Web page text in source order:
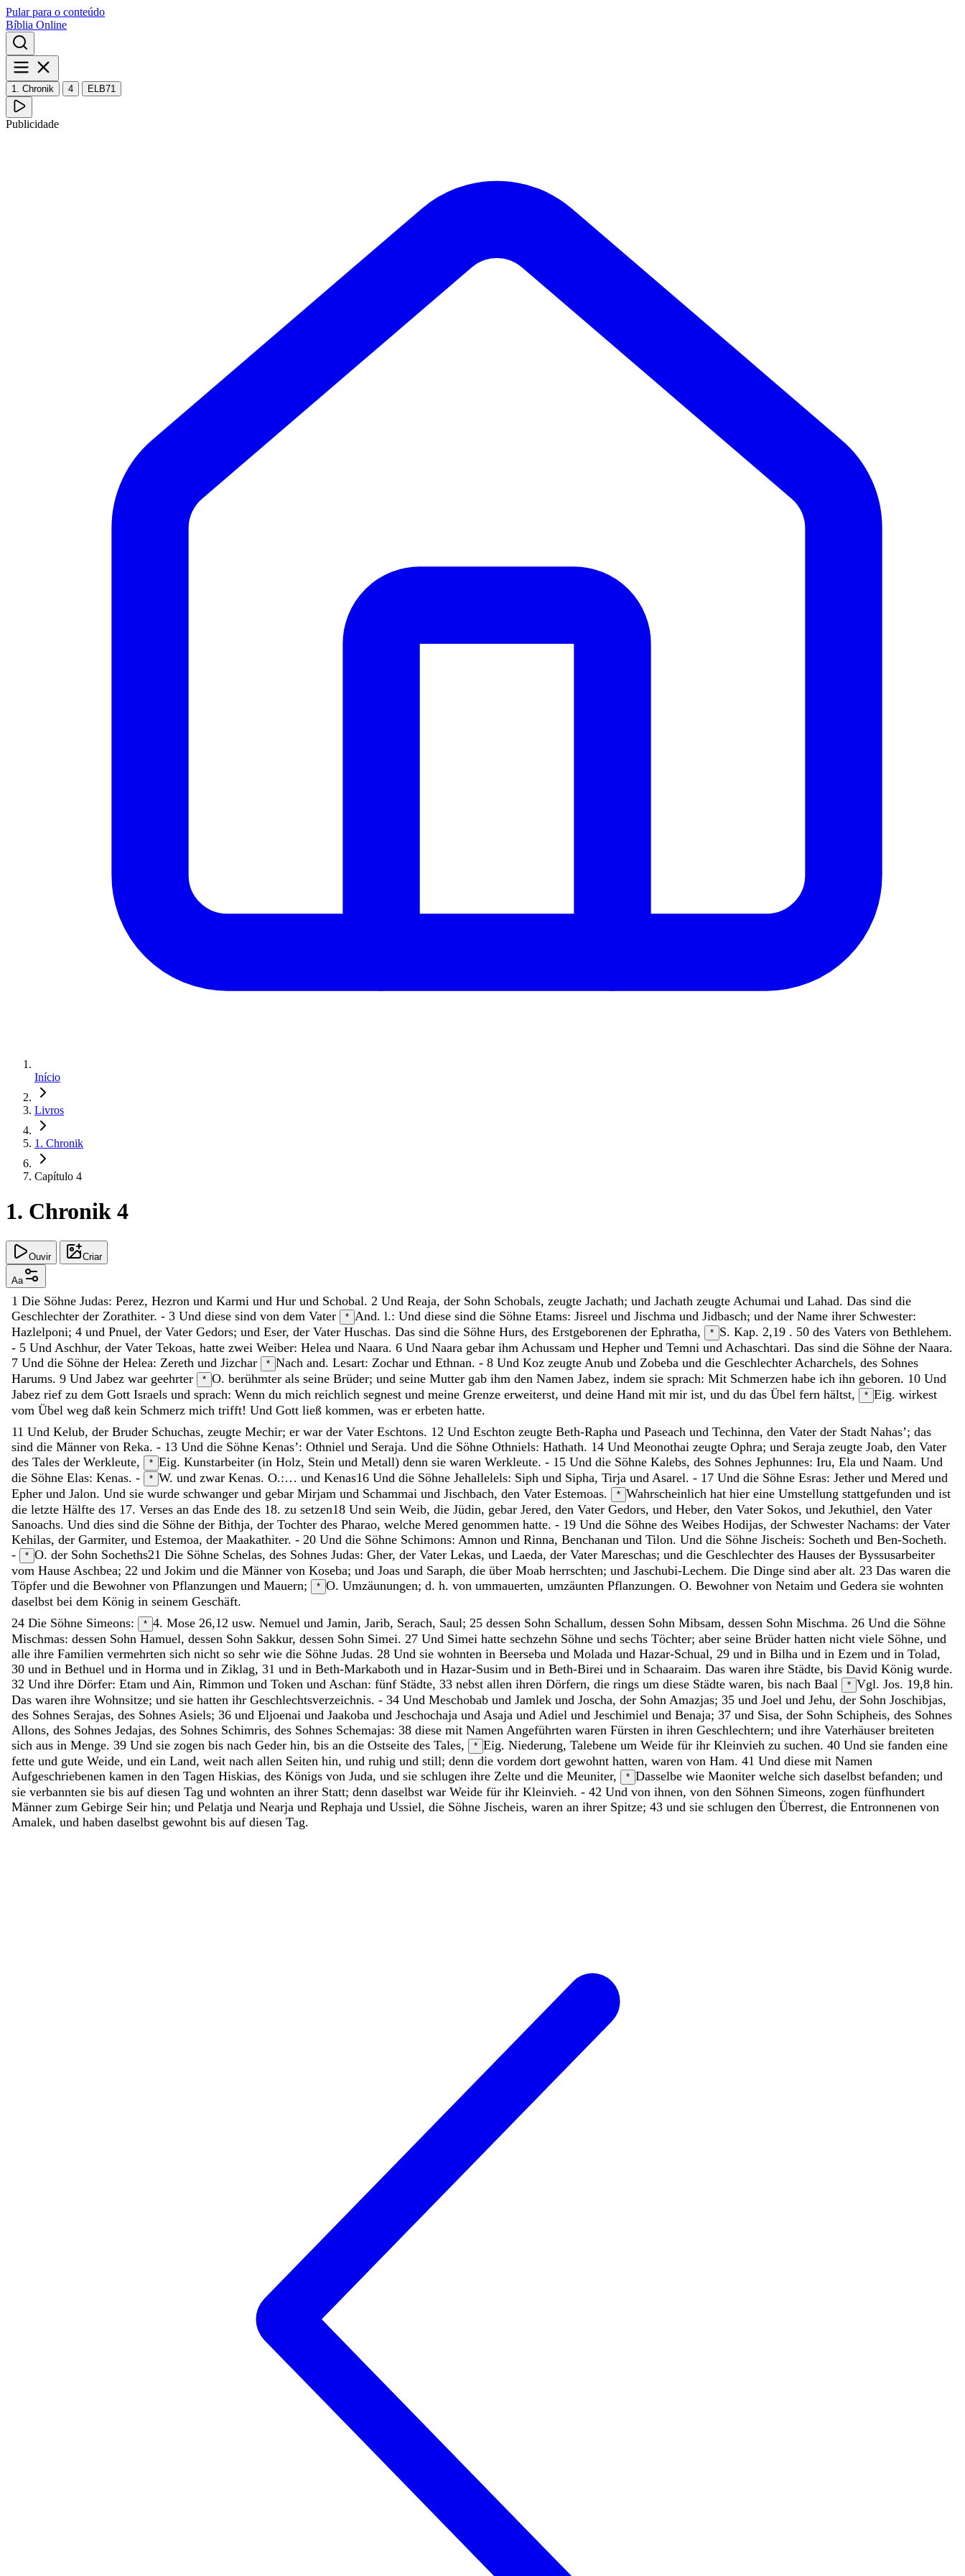
Pular para o conteúdo
Bíblia Online
1. Chronik 4 ELB71
Publicidade
Início
Livros
1. Chronik
Capítulo 4
1. Chronik 4
Ouvir Criar
Aa
1 Die Söhne Judas: Perez, Hezron und Karmi und Hur und Schobal. 2 Und Reaja, der Sohn Schobals, zeugte Jachath; und Jachath zeugte Achumai und Lahad. Das sind die
Geschlechter der Zorathiter. - 3 Und diese sind von dem Vater * And. l.: Und diese sind die Söhne Etams: Jisreel und Jischma und Jidbasch; und der Name ihrer Schwester:
Hazlelponi; 4 und Pnuel, der Vater Gedors; und Eser, der Vater Huschas. Das sind die Söhne Hurs, des Erstgeborenen der Ephratha, * S. Kap. 2,19 . 50 des Vaters von Bethlehem.
- 5 Und Aschhur, der Vater Tekoas, hatte zwei Weiber: Helea und Naara. 6 Und Naara gebar ihm Achussam und Hepher und Temni und Achaschtari. Das sind die Söhne der Naara.
7 Und die Söhne der Helea: Zereth und Jizchar * Nach and. Lesart: Zochar und Ethnan. - 8 Und Koz zeugte Anub und Zobeba und die Geschlechter Acharchels, des Sohnes
Harums. 9 Und Jabez war geehrter * O. berühmter als seine Brüder; und seine Mutter gab ihm den Namen Jabez, indem sie sprach: Mit Schmerzen habe ich ihn geboren. 10 Und
Jabez rief zu dem Gott Israels und sprach: Wenn du mich reichlich segnest und meine Grenze erweiterst, und deine Hand mit mir ist, und du das Übel fern hältst, * Eig. wirkest
vom Übel weg daß kein Schmerz mich trifft! Und Gott ließ kommen, was er erbeten hatte.
11 Und Kelub, der Bruder Schuchas, zeugte Mechir; er war der Vater Eschtons. 12 Und Eschton zeugte Beth-Rapha und Paseach und Techinna, den Vater der Stadt Nahas’; das
sind die Männer von Reka. - 13 Und die Söhne Kenas’: Othniel und Seraja. Und die Söhne Othniels: Hathath. 14 Und Meonothai zeugte Ophra; und Seraja zeugte Joab, den Vater
des Tales der Werkleute, * Eig. Kunstarbeiter (in Holz, Stein und Metall) denn sie waren Werkleute. - 15 Und die Söhne Kalebs, des Sohnes Jephunnes: Iru, Ela und Naam. Und
die Söhne Elas: Kenas. - * W. und zwar Kenas. O.:… und Kenas16 Und die Söhne Jehallelels: Siph und Sipha, Tirja und Asarel. - 17 Und die Söhne Esras: Jether und Mered und
Epher und Jalon. Und sie wurde schwanger und gebar Mirjam und Schammai und Jischbach, den Vater Estemoas. * Wahrscheinlich hat hier eine Umstellung stattgefunden und ist
die letzte Hälfte des 17. Verses an das Ende des 18. zu setzen18 Und sein Weib, die Jüdin, gebar Jered, den Vater Gedors, und Heber, den Vater Sokos, und Jekuthiel, den Vater
Sanoachs. Und dies sind die Söhne der Bithja, der Tochter des Pharao, welche Mered genommen hatte. - 19 Und die Söhne des Weibes Hodijas, der Schwester Nachams: der Vater
Kehilas, der Garmiter, und Estemoa, der Maakathiter. - 20 Und die Söhne Schimons: Amnon und Rinna, Benchanan und Tilon. Und die Söhne Jischeis: Socheth und Ben-Socheth.
-
* O. der Sohn Socheths21 Die Söhne Schelas, des Sohnes Judas: Gher, der Vater Lekas, und Laeda, der Vater Mareschas; und die Geschlechter des Hauses der Byssusarbeiter
vom Hause Aschbea; 22 und Jokim und die Männer von Koseba; und Joas und Saraph, die über Moab herrschten; und Jaschubi-Lechem. Die Dinge sind aber alt. 23 Das waren die
Töpfer und die Bewohner von Pflanzungen und Mauern; * O. Umzäunungen; d. h. von ummauerten, umzäunten Pflanzungen. O. Bewohner von Netaim und Gedera sie wohnten
daselbst bei dem König in seinem Geschäft.
24 Die Söhne Simeons: * 4. Mose 26,12 usw. Nemuel und Jamin, Jarib, Serach, Saul; 25 dessen Sohn Schallum, dessen Sohn Mibsam, dessen Sohn Mischma. 26 Und die Söhne
Mischmas: dessen Sohn Hamuel, dessen Sohn Sakkur, dessen Sohn Simei. 27 Und Simei hatte sechzehn Söhne und sechs Töchter; aber seine Brüder hatten nicht viele Söhne, und
alle ihre Familien vermehrten sich nicht so sehr wie die Söhne Judas. 28 Und sie wohnten in Beerseba und Molada und Hazar-Schual, 29 und in Bilha und in Ezem und in Tolad,
30 und in Bethuel und in Horma und in Ziklag, 31 und in Beth-Markaboth und in Hazar-Susim und in Beth-Birei und in Schaaraim. Das waren ihre Städte, bis David König wurde.
32 Und ihre Dörfer: Etam und Ain, Rimmon und Token und Aschan: fünf Städte, 33 nebst allen ihren Dörfern, die rings um diese Städte waren, bis nach Baal * Vgl. Jos. 19,8 hin.
Das waren ihre Wohnsitze; und sie hatten ihr Geschlechtsverzeichnis. - 34 Und Meschobab und Jamlek und Joscha, der Sohn Amazjas; 35 und Joel und Jehu, der Sohn Joschibjas,
des Sohnes Serajas, des Sohnes Asiels; 36 und Eljoenai und Jaakoba und Jeschochaja und Asaja und Adiel und Jeschimiel und Benaja; 37 und Sisa, der Sohn Schipheis, des Sohnes
Allons, des Sohnes Jedajas, des Sohnes Schimris, des Sohnes Schemajas: 38 diese mit Namen Angeführten waren Fürsten in ihren Geschlechtern; und ihre Vaterhäuser breiteten
sich aus in Menge. 39 Und sie zogen bis nach Geder hin, bis an die Ostseite des Tales, * Eig. Niederung, Talebene um Weide für ihr Kleinvieh zu suchen. 40 Und sie fanden eine
fette und gute Weide, und ein Land, weit nach allen Seiten hin, und ruhig und still; denn die vordem dort gewohnt hatten, waren von Ham. 41 Und diese mit Namen
Aufgeschriebenen kamen in den Tagen Hiskias, des Königs von Juda, und sie schlugen ihre Zelte und die Meuniter, * Dasselbe wie Maoniter welche sich daselbst befanden; und
sie verbannten sie bis auf diesen Tag und wohnten an ihrer Statt; denn daselbst war Weide für ihr Kleinvieh. - 42 Und von ihnen, von den Söhnen Simeons, zogen fünfhundert
Männer zum Gebirge Seir hin; und Pelatja und Nearja und Rephaja und Ussiel, die Söhne Jischeis, waren an ihrer Spitze; 43 und sie schlugen den Überrest, die Entronnenen von
Amalek, und haben daselbst gewohnt bis auf diesen Tag.